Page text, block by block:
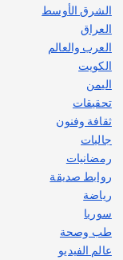
الشرق الأوسط
العراق
العرب والعالم
الكويت
اليمن
تحقيقات
ثقافة وفنون
جاليات
رمضانيات
روابط صديقة
رياضة
سوريا
طب وصحة
عالم الفيديو